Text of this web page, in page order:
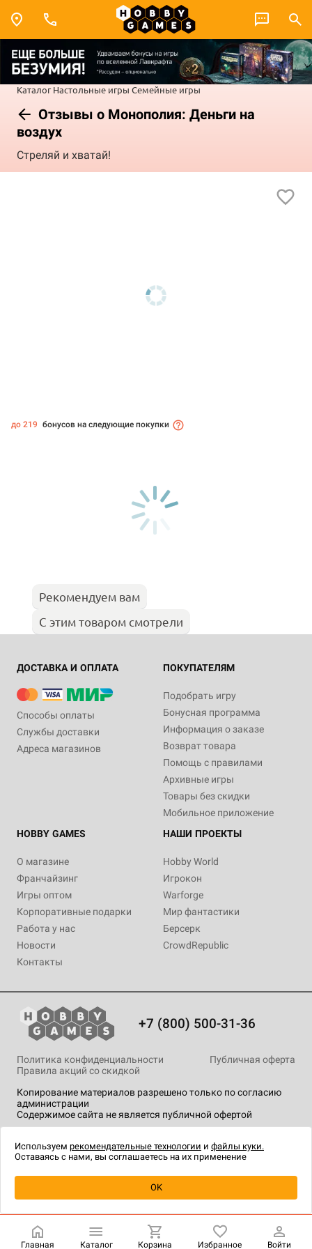
Каталог Настольные игры Семейные игры
Отзывы о Монополия: Деньги на
воздух
Стреляй и хватай!
Уведомить о наличии
до 219 бонусов на следующие покупки
Рекомендуем вам
С этим товаром смотрели
ДОСТАВКА И ОПЛАТА
Способы оплаты
Службы доставки
Адреса магазинов
ПОКУПАТЕЛЯМ
Подобрать игру
Бонусная программа
Информация о заказе
Возврат товара
Помощь с правилами
Архивные игры
Товары без скидки
Мобильное приложение
HOBBY GAMES
О магазине
Франчайзинг
Игры оптом
Корпоративные подарки
Работа у нас
Новости
Контакты
НАШИ ПРОЕКТЫ
Hobby World
Игрокон
Warforge
Мир фантастики
Берсерк
CrowdRepublic
+7 (800) 500-31-36
Копирование материалов разрешено только по согласию
администрации
Содержимое сайта не является публичной офертой
Политика конфиденциальности
Публичная оферта
Правила акций со скидкой
технологии.
Главная Каталог Корзина Избранное Войти
Используем рекомендательные технологии и файлы куки.
Оставаясь с нами, вы соглашаетесь на их применение
OK